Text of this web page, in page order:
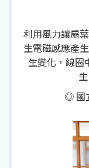
利用風力讓扇
生電磁感應產
生變化，線圈
◎ 國